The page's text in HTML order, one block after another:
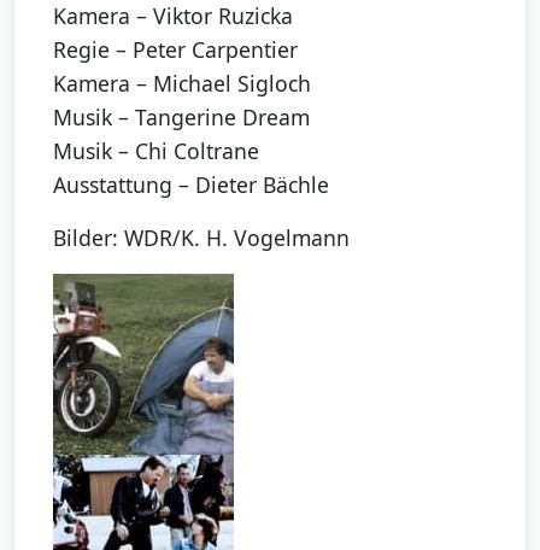
Kamera – Viktor Ruzicka
Regie – Peter Carpentier
Kamera – Michael Sigloch
Musik – Tangerine Dream
Musik – Chi Coltrane
Ausstattung – Dieter Bächle
Bilder: WDR/K. H. Vogelmann